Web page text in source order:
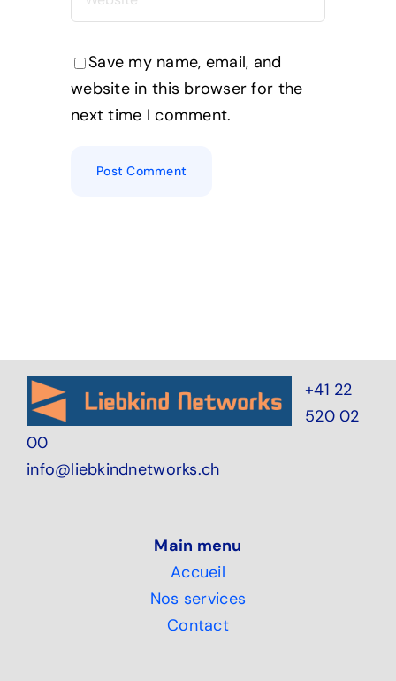
Save my name, email, and
website in this browser for the
next time I comment.
+41 22
520 02
00
info@liebkindnetworks.ch
Main menu
Accueil
Nos services
Contact